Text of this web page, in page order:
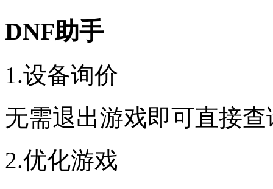
DNF助手
1.设备询价
无需退出游戏即可直接
2.优化游戏